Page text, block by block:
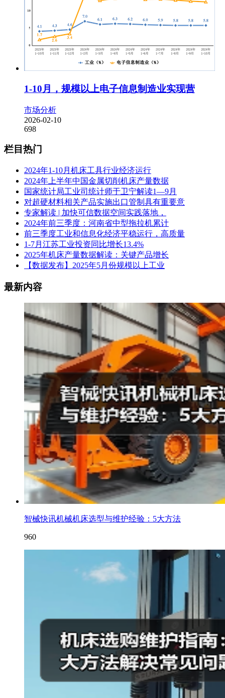
1-10月，规模以上电子信息制造业实现营
市场分析
2026-02-10
698
栏目热门
2024年1-10月机床工具行业经济运行
2024年上半年中国金属切削机床产量数据
国家统计局工业司统计师于卫宁解读1—9月
对超硬材料相关产品实施出口管制具有重要意
专家解读 | 加快可信数据空间实践落地，
2024年前三季度：河南省中型拖拉机累计
前三季度工业和信息化经济平稳运行，高质量
1-7月江苏工业投资同比增长13.4%
2025年机床产量数据解读：关键产品增长
【数据发布】2025年5月份规模以上工业
最新内容
智械快讯机械机床选型与维护经验：5大方法
960